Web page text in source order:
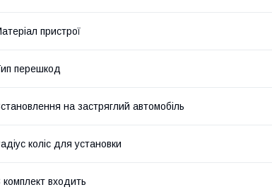
пристрої
перешкод
на застряглий автомобіль
коліс для установки
комплект входить